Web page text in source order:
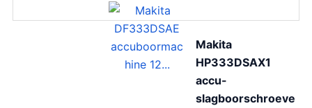
Makita
HP333DSAX1
accu-
slagboorschroeve